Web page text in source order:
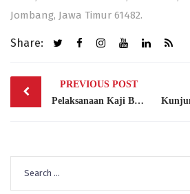
Jombang, Jawa Timur 61482.
Share:
Post
navigation
PREVIOUS POST
Pelaksanaan Kaji Banding Kunjungan Pemerintah Kabupaten Blora
for: